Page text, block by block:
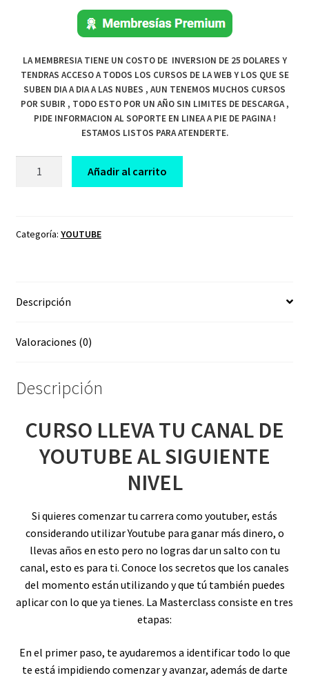
LA MEMBRESIA TIENE UN COSTO DE INVERSION DE 25 DOLARES Y
TENDRAS ACCESO A TODOS LOS CURSOS DE LA WEB Y LOS QUE SE
SUBEN DIA A DIA A LAS NUBES , AUN TENEMOS MUCHOS CURSOS
POR SUBIR , TODO ESTO POR UN AÑO SIN LIMITES DE DESCARGA ,
PIDE INFORMACION AL SOPORTE EN LINEA A PIE DE PAGINA !
ESTAMOS LISTOS PARA ATENDERTE.
DE
NIVEL
Añadir al carrito
Categoría: YOUTUBE
Descripción
Valoraciones (0)
Descripción
CURSO LLEVA TU CANAL DE
YOUTUBE AL SIGUIENTE
NIVEL
Si quieres comenzar tu carrera como youtuber, estás
considerando utilizar Youtube para ganar más dinero, o
llevas años en esto pero no logras dar un salto con tu
canal, esto es para ti. Conoce los secretos que los canales
del momento están utilizando y que tú también puedes
aplicar con lo que ya tienes. La Masterclass consiste en tres
etapas:
En el primer paso, te ayudaremos a identificar todo lo que
te está impidiendo comenzar y avanzar, además de darte